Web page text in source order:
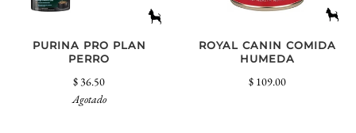
PURINA PRO PLAN
PERRO
$ 36.50
Agotado
ROYAL CANIN COMIDA
HUMEDA
$ 109.00